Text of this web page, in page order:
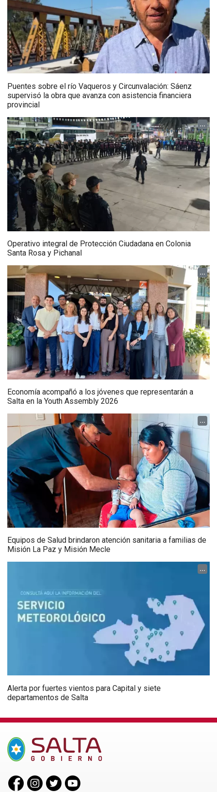
Puentes sobre el río Vaqueros y Circunvalación: Sáenz
supervisó la obra que avanza con asistencia financiera
provincial
...
Operativo integral de Protección Ciudadana en Colonia
Santa Rosa y Pichanal
...
Economía acompañó a los jóvenes que representarán a
Salta en la Youth Assembly 2026
...
Equipos de Salud brindaron atención sanitaria a familias de
Misión La Paz y Misión Mecle
...
Alerta por fuertes vientos para Capital y siete
departamentos de Salta